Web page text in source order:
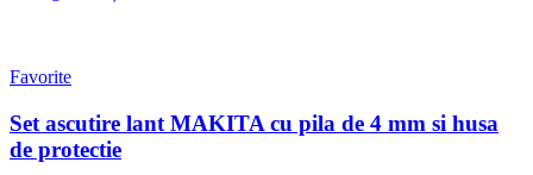
Favorite
Set ascutire lant MAKITA cu pila de 4 mm si husa
de protectie